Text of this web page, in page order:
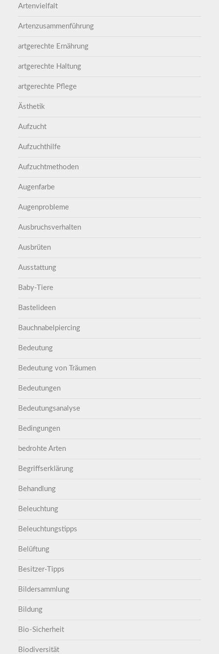
Artenvielfalt
Artenzusammenführung
artgerechte Ernährung
artgerechte Haltung
artgerechte Pflege
Ästhetik
Aufzucht
Aufzuchthilfe
Aufzuchtmethoden
Augenfarbe
Augenprobleme
Ausbruchsverhalten
Ausbrüten
Ausstattung
Baby-Tiere
Bastelideen
Bauchnabelpiercing
Bedeutung
Bedeutung von Träumen
Bedeutungen
Bedeutungsanalyse
Bedingungen
bedrohte Arten
Begriffserklärung
Behandlung
Beleuchtung
Beleuchtungstipps
Belüftung
Besitzer-Tipps
Bildersammlung
Bildung
Bio-Sicherheit
Biodiversität